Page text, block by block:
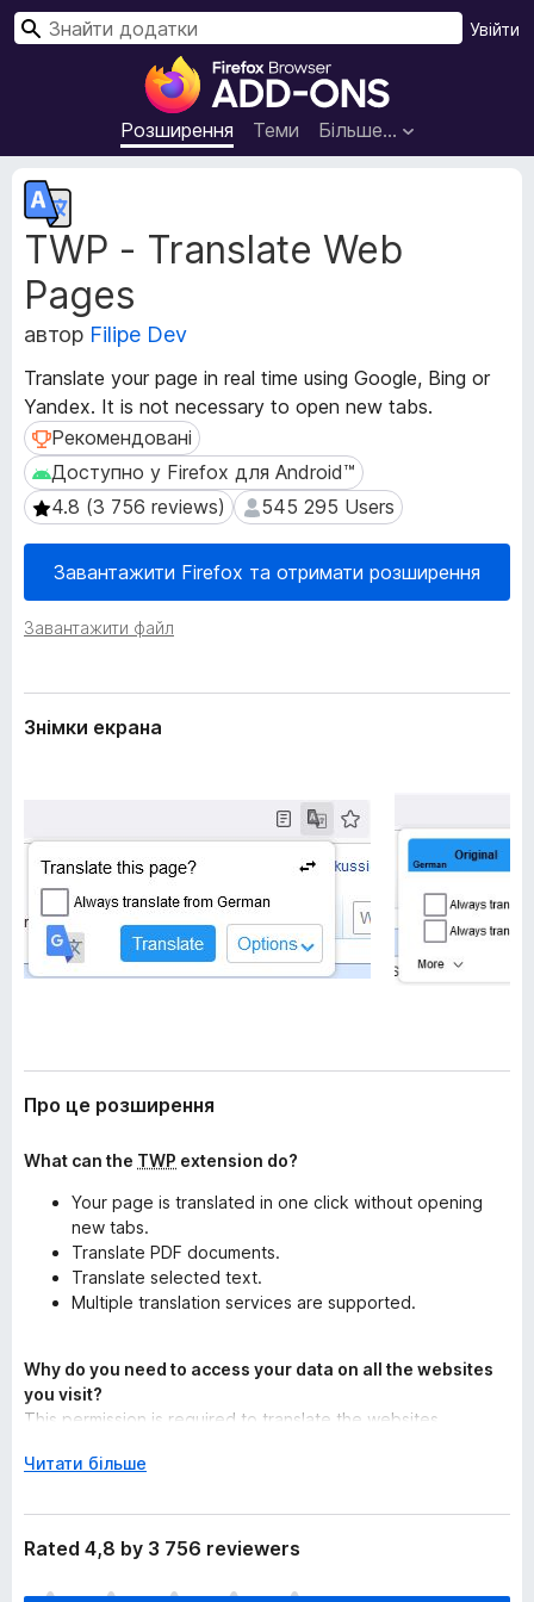
Д
о
д
а
и
б
з
е
а
F
i
e
Розширення Теми Більше…
Увійти
П
TWP - Translate Web
Pages
автор Filipe Dev
Translate your page in real time using Google, Bing or
Yandex. It is not necessary to open new tabs.
Рекомендовані
Рекомендовані
Доступно у Firefox для Android™
Доступно у Firefox для Android™
4.8 (3 756 reviews)
4.8 (3 756 reviews) 545 295 Users
545 295 Users
Завантажити Firefox та отримати розширення
Завантажити файл
М
е
т
д
а
н
і
р
о
з
ш
и
р
е
н
я
Знімки екрана
Про це розширення
What can the TWP extension do?
Your page is translated in one click without opening
new tabs.
Translate PDF documents.
Translate selected text.
Multiple translation services are supported.
Why do you need to access your data on all the websites
you visit?
This permission is required to translate the websites.
How are the pages translated?
of your choice.
Privacy policyWe do not collect any data. However, the
Р
з
г
о
Читати більше
Rated 4,8 by 3 756 reviewers